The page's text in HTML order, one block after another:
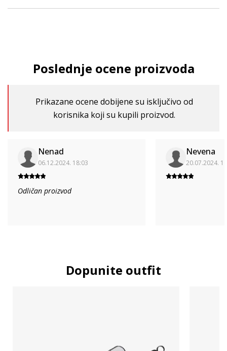
Poslednje ocene proizvoda
Prikazane ocene dobijene su isključivo od
korisnika koji su kupili proizvod.
Nenad
06.12.2024. 18:03
Odličan proizvod
Nevena
20.07.2024.
Dopunite outfit